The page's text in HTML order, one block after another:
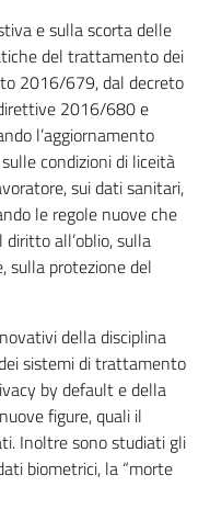
e sulla scorta delle
del trattamento dei
2016/679, dal decreto
2016/680 e
l’aggiornamento
condizioni di liceità
sui dati sanitari,
le regole nuove che
all’oblio, sulla
sulla protezione del
della disciplina
sistemi di trattamento
by default e della
figure, quali il
Inoltre sono studiati gli
biometrici, la “morte